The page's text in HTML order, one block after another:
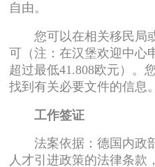
自由。
您可以在相关移民局
可（注：在汉堡欢迎中心
超过最低41.808欧元）。
找到有关必要文件的信息。
工作签证
法案依据：德国内政
人才引进政策的法律条款